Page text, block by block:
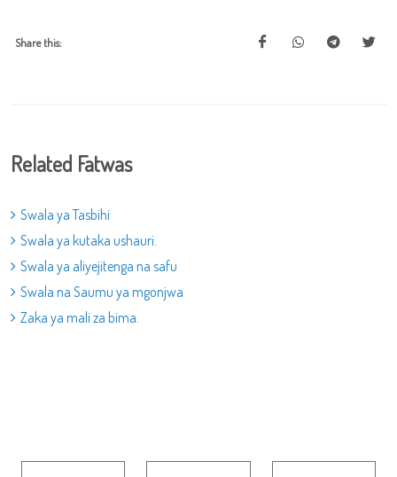
Share this:
Related Fatwas
Swala ya Tasbihi
Swala ya kutaka ushauri.
Swala ya aliyejitenga na safu
Swala na Saumu ya mgonjwa
Zaka ya mali za bima.